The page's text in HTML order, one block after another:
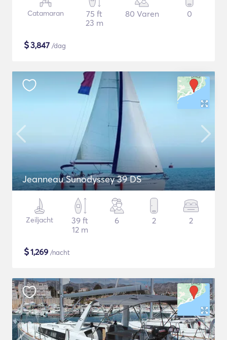
Catamaran
75 ft
23 m
80 Varen 0
$3,847 /dag
Jeanneau Sunodyssey 39 DS
Zeiljacht
39 ft
12 m
6 2 2
$1,269 /nacht